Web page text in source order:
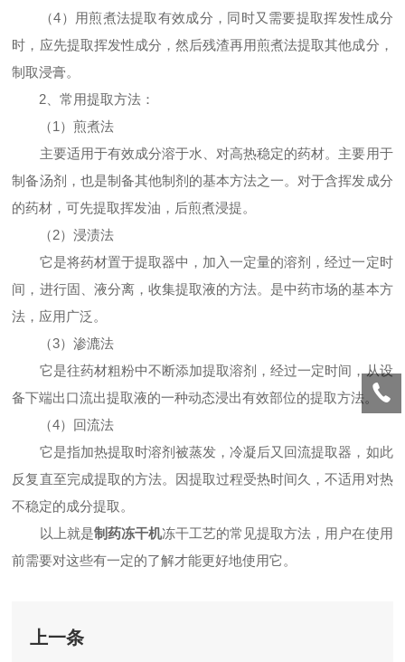
（4）用煎煮法提取有效成分，同时又需要提取挥发性成分
时，应先提取挥发性成分，然后残渣再用煎煮法提取其他成分，
制取浸膏。
2、常用提取方法：
（1）煎煮法
主要适用于有效成分溶于水、对高热稳定的药材。主要用于
制备汤剂，也是制备其他制剂的基本方法之一。对于含挥发成分
的药材，可先提取挥发油，后煎煮浸提。
（2）浸渍法
它是将药材置于提取器中，加入一定量的溶剂，经过一定时
间，进行固、液分离，收集提取液的方法。是中药市场的基本方
法，应用广泛。
（3）渗漉法
它是往药材粗粉中不断添加提取溶剂，经过一定时间，从设
备下端出口流出提取液的一种动态浸出有效部位的提取方法。
（4）回流法
它是指加热提取时溶剂被蒸发，冷凝后又回流提取器，如此
反复直至完成提取的方法。因提取过程受热时间久，不适用对热
不稳定的成分提取。
以上就是制药冻干机冻干工艺的常见提取方法，用户在使用
前需要对这些有一定的了解才能更好地使用它。
上一条